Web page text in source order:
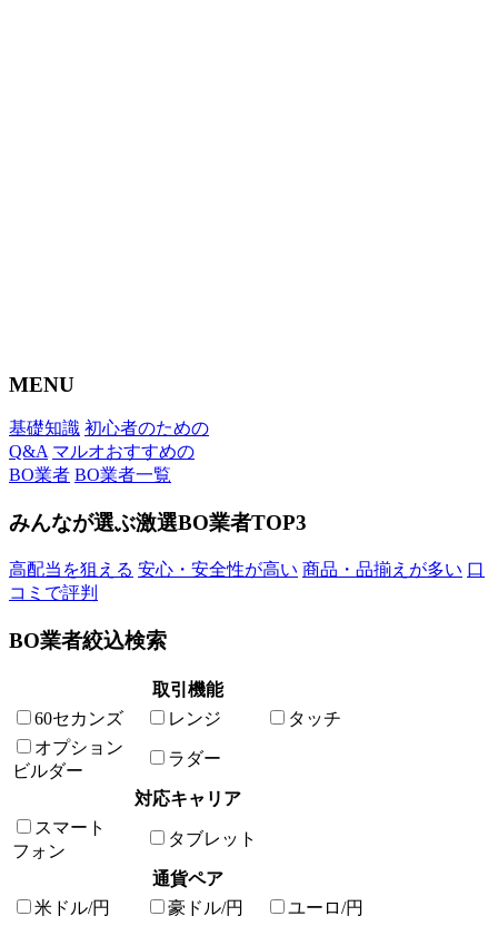
MENU
基礎知識 初心者のための
Q&A マルオおすすめの
BO業者 BO業者一覧
みんなが選ぶ激選BO業者TOP3
高配当を狙える 安心・安全性が高い 商品・品揃えが多い 口
コミで評判
BO業者絞込検索
取引機能
60セカンズ
レンジ
タッチ
オプション
ビルダー
ラダー
対応キャリア
スマート
フォン
タブレット
通貨ペア
米ドル/円
豪ドル/円
ユーロ/円